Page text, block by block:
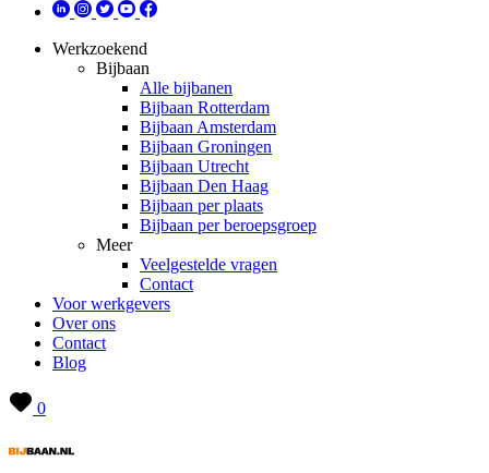
Werkzoekend
Bijbaan
Alle bijbanen
Bijbaan Rotterdam
Bijbaan Amsterdam
Bijbaan Groningen
Bijbaan Utrecht
Bijbaan Den Haag
Bijbaan per plaats
Bijbaan per beroepsgroep
Meer
Veelgestelde vragen
Contact
Voor werkgevers
Over ons
Contact
Blog
0